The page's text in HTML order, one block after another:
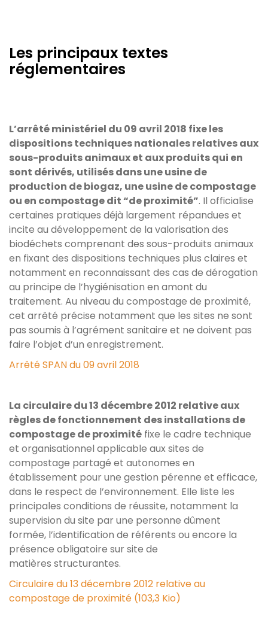
Les principaux textes
réglementaires
L’arrêté ministériel du 09 avril 2018 fixe les
dispositions techniques nationales relatives aux
sous-produits animaux et aux produits qui en
sont dérivés, utilisés dans une usine de
production de biogaz, une usine de compostage
ou en compostage dit “de proximité”. Il officialise
certaines pratiques déjà largement répandues et
incite au développement de la valorisation des
biodéchets comprenant des sous-produits animaux
en fixant des dispositions techniques plus claires et
notamment en reconnaissant des cas de dérogation
au principe de l’hygiénisation en amont du
traitement. Au niveau du compostage de proximité,
cet arrêté précise notamment que les sites ne sont
pas soumis à l’agrément sanitaire et ne doivent pas
faire l’objet d’un enregistrement.
Arrêté SPAN du 09 avril 2018
La circulaire du 13 décembre 2012 relative aux
règles de fonctionnement des installations de
compostage de proximité fixe le cadre technique
et organisationnel applicable aux sites de
compostage partagé et autonomes en
établissement pour une gestion pérenne et efficace,
dans le respect de l’environnement. Elle liste les
principales conditions de réussite, notamment la
supervision du site par une personne dûment
formée, l’identification de référents ou encore la
présence obligatoire sur site de
matières structurantes.
Circulaire du 13 décembre 2012 relative au
compostage de proximité (103,3 Kio)